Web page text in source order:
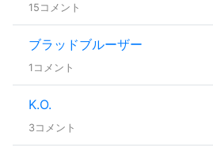
15コメント
ブラッドブルーザー
1コメント
K.O.
3コメント